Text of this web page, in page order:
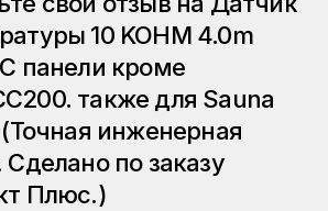
10 KOHM 4.0m
панели кроме
также для Sauna
инженерная
Cделано по заказу
Плюс.)